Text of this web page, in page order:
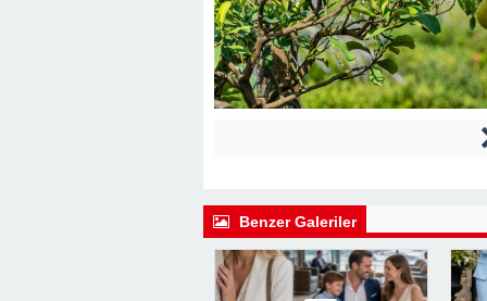
Benzer Galeriler